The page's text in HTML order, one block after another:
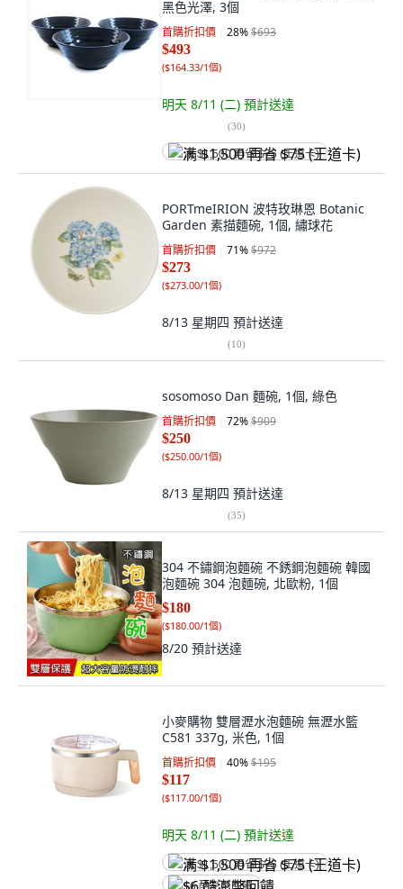
黑色光澤, 3個
首購折扣價 28%$693
$493
($164.33/1個)
明天 8/11 (二) 預計送達
(30)
满 $1,500 再省 $75 (王道卡)
PORTmeIRION 波特玫琳恩 Botanic
Garden 素描麵碗, 1個, 繡球花
首購折扣價 71%$972
$273
($273.00/1個)
8/13 星期四 預計送達
(10)
sosomoso Dan 麵碗, 1個, 綠色
首購折扣價 72%$909
$250
($250.00/1個)
8/13 星期四 預計送達
(35)
304 不鏽鋼泡麵碗 不銹鋼泡麵碗 韓國
泡麵碗 304 泡麵碗, 北歐粉, 1個
$180
($180.00/1個)
8/20 預計送達
小麥購物 雙層瀝水泡麵碗 無瀝水籃
C581 337g, 米色, 1個
首購折扣價 40%$195
$117
($117.00/1個)
明天 8/11 (二) 預計送達
满 $1,500 再省 $75 (王道卡)
$6 酷澎幣回饋